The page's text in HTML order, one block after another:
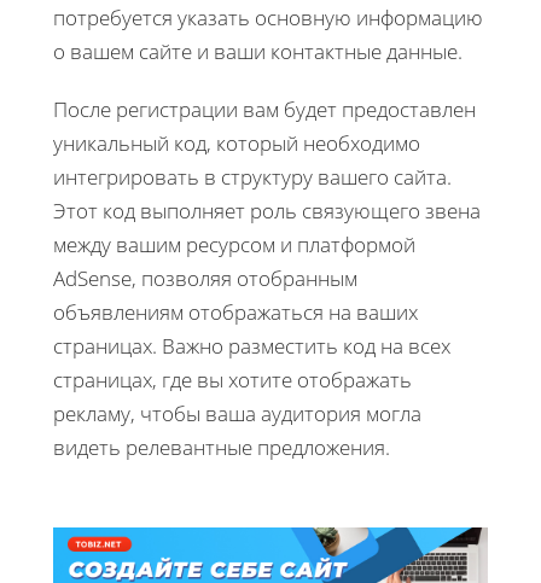
потребуется указать основную информацию
о вашем сайте и ваши контактные данные.
После регистрации вам будет предоставлен
уникальный код, который необходимо
интегрировать в структуру вашего сайта.
Этот код выполняет роль связующего звена
между вашим ресурсом и платформой
AdSense, позволяя отобранным
объявлениям отображаться на ваших
страницах. Важно разместить код на всех
страницах, где вы хотите отображать
рекламу, чтобы ваша аудитория могла
видеть релевантные предложения.